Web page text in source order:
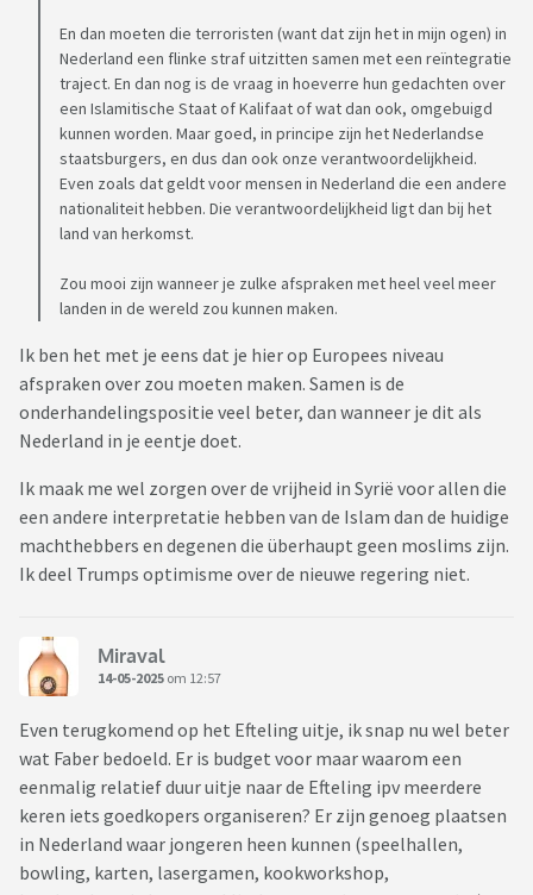
En dan moeten die terroristen (want dat zijn het in mijn ogen) in
Nederland een flinke straf uitzitten samen met een reïntegratie
traject. En dan nog is de vraag in hoeverre hun gedachten over
een Islamitische Staat of Kalifaat of wat dan ook, omgebuigd
kunnen worden. Maar goed, in principe zijn het Nederlandse
staatsburgers, en dus dan ook onze verantwoordelijkheid.
Even zoals dat geldt voor mensen in Nederland die een andere
nationaliteit hebben. Die verantwoordelijkheid ligt dan bij het
land van herkomst.
Zou mooi zijn wanneer je zulke afspraken met heel veel meer
landen in de wereld zou kunnen maken.
Ik ben het met je eens dat je hier op Europees niveau
afspraken over zou moeten maken. Samen is de
onderhandelingspositie veel beter, dan wanneer je dit als
Nederland in je eentje doet.
Ik maak me wel zorgen over de vrijheid in Syrië voor allen die
een andere interpretatie hebben van de Islam dan de huidige
machthebbers en degenen die überhaupt geen moslims zijn.
Ik deel Trumps optimisme over de nieuwe regering niet.
Miraval
14-05-2025 om 12:57
Even terugkomend op het Efteling uitje, ik snap nu wel beter
wat Faber bedoeld. Er is budget voor maar waarom een
eenmalig relatief duur uitje naar de Efteling ipv meerdere
keren iets goedkopers organiseren? Er zijn genoeg plaatsen
in Nederland waar jongeren heen kunnen (speelhallen,
bowling, karten, lasergamen, kookworkshop,